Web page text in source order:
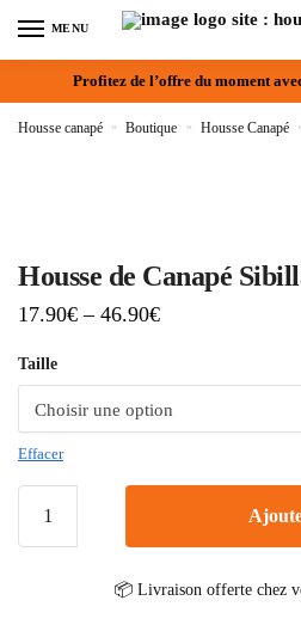
MENU
Profitez de l’offre du moment
Housse canapé » Boutique » Housse Canapé »
Housse de Canapé
17.90€ – 46.90€
Taille
Effacer
📦 Livraison offerte chez